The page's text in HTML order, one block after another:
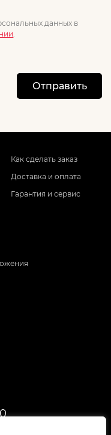
данных в
Отправить
Как сделать заказ
Доставка и оплата
Гарантия и сервис